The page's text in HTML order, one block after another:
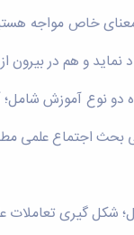
خاص مواجه
نماید و هم در
دو نوع آموزش
اجتماع علمی مطرح
شکل گیری